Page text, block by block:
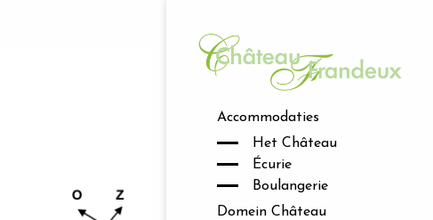
Accommodaties
Het Château
Écurie
Boulangerie
Domein Château